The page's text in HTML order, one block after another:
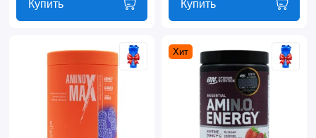
Купить Купить
Хит